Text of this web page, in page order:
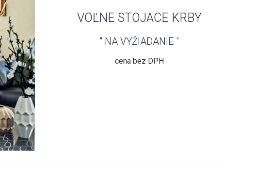
VOĽNE STOJACE KRBY
" NA VYŽIADANIE "
cena bez DPH